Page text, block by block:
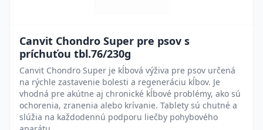
Canvit Chondro Super pre psov s
príchuťou tbl.76/230g
Canvit Chondro Super je kĺbová výživa pre psov určená
na rýchle zastavenie bolesti a regeneráciu kĺbov. Je
vhodná pre akútne aj chronické kĺbové problémy, ako sú
ochorenia, zranenia alebo krívanie. Tablety sú chutné a
slúžia na každodennú podporu liečby pohybového